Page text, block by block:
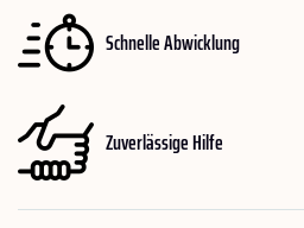
Schnelle Abwicklung
Zuverlässige Hilfe